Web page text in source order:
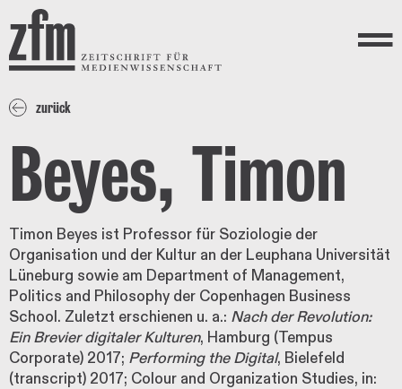
Direkt zum Inhalt
ZEITSCHRIFT FÜR
MEDIENWISSENSCHAFT
Menü
zurück
Beyes, Timon
Timon Beyes ist Professor für Soziologie der
Organisation und der Kultur an der Leuphana Universität
Lüneburg sowie am Department of Management,
Politics and Philosophy der Copenhagen Business
School. Zuletzt erschienen u. a.: Nach der Revolution:
Ein Brevier digitaler Kulturen, Hamburg (Tempus
Corporate) 2017; Performing the Digital, Bielefeld
(transcript) 2017; Colour and Organization Studies, in: